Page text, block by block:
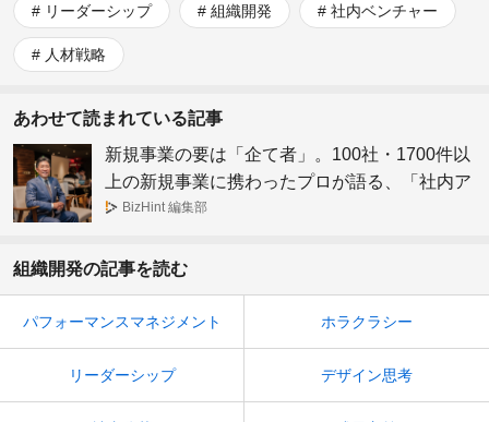
リーダーシップ 組織開発 社内ベンチャー
人材戦略
あわせて読まれている記事
新規事業の要は「企て者」。100社・1700件以
上の新規事業に携わったプロが語る、「社内ア
ウトロー」人材の見つけ方・活かし方 石川明
BizHint 編集部
組織開発の記事を読む
パフォーマンスマネジメント ホラクラシー
リーダーシップ デザイン思考